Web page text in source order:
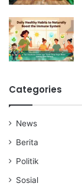
Categories
News
Berita
Politik
Sosial